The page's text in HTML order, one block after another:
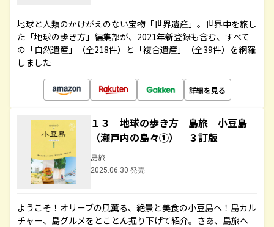
地球と人類のかけがえのない宝物「世界遺産」。世界中を旅し
た「地球の歩き方」編集部が、2021年新登録も含む、すべて
の「自然遺産」（全218件）と「複合遺産」（全39件）を網羅
しました
詳細を見る
１３ 地球の歩き方 島旅 小豆島
（瀬戸内の島々①） ３訂版
島旅
2025.06.30 発売
ようこそ！オリーブの風薫る、絶景と美食の小豆島へ！島カル
チャー、島グルメをとことん掘り下げて紹介。さあ、島旅へ